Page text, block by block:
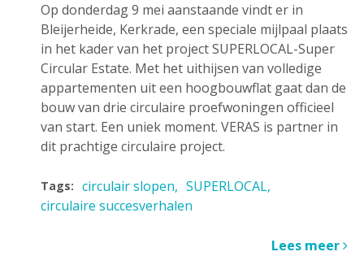
Op donderdag 9 mei aanstaande vindt er in
Bleijerheide, Kerkrade, een speciale mijlpaal plaats
in het kader van het project SUPERLOCAL-Super
Circular Estate. Met het uithijsen van volledige
appartementen uit een hoogbouwflat gaat dan de
bouw van drie circulaire proefwoningen officieel
van start. Een uniek moment. VERAS is partner in
dit prachtige circulaire project.
Tags: circulair slopen
SUPERLOCAL
circulaire succesverhalen
Lees meer